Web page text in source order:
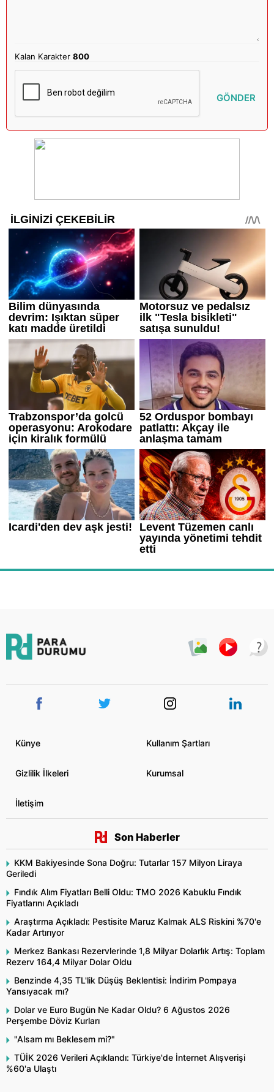
Kalan Karakter800
GÖNDER
Künye Kullanım Şartları
Gizlilik İlkeleri Kurumsal
İletişim
Son Haberler
KKM Bakiyesinde Sona Doğru: Tutarlar 157 Milyon Liraya
Geriledi
Fındık Alım Fiyatları Belli Oldu: TMO 2026 Kabuklu Fındık
Fiyatlarını Açıkladı
Araştırma Açıkladı: Pestisite Maruz Kalmak ALS Riskini %70'e
Kadar Artırıyor
Merkez Bankası Rezervlerinde 1,8 Milyar Dolarlık Artış: Toplam
Rezerv 164,4 Milyar Dolar Oldu
Benzinde 4,35 TL'lik Düşüş Beklentisi: İndirim Pompaya
Yansıyacak mı?
Dolar ve Euro Bugün Ne Kadar Oldu? 6 Ağustos 2026
Perşembe Döviz Kurları
"Alsam mı Beklesem mi?"
TÜİK 2026 Verileri Açıklandı: Türkiye'de İnternet Alışverişi
%60'a Ulaştı